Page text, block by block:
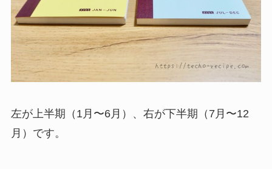
左が上半期（1月〜6月）、右が下半期（7月〜12
月）です。